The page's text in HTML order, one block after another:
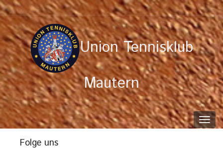
Union Tennisklub
Mautern
Folge uns